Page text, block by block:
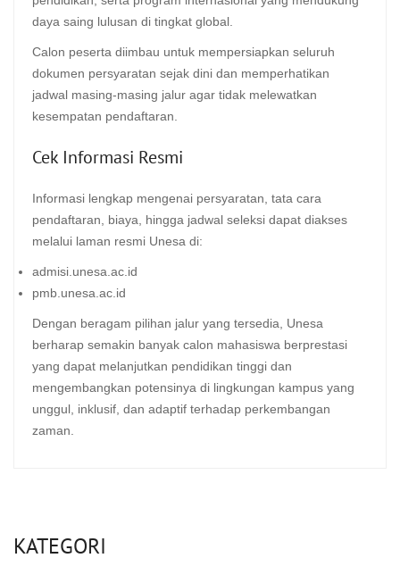
daya saing lulusan di tingkat global.
Calon peserta diimbau untuk mempersiapkan seluruh
dokumen persyaratan sejak dini dan memperhatikan
jadwal masing-masing jalur agar tidak melewatkan
kesempatan pendaftaran.
Cek Informasi Resmi
Informasi lengkap mengenai persyaratan, tata cara
pendaftaran, biaya, hingga jadwal seleksi dapat diakses
melalui laman resmi Unesa di:
admisi.unesa.ac.id
pmb.unesa.ac.id
Dengan beragam pilihan jalur yang tersedia, Unesa
berharap semakin banyak calon mahasiswa berprestasi
yang dapat melanjutkan pendidikan tinggi dan
mengembangkan potensinya di lingkungan kampus yang
unggul, inklusif, dan adaptif terhadap perkembangan
zaman.
KATEGORI